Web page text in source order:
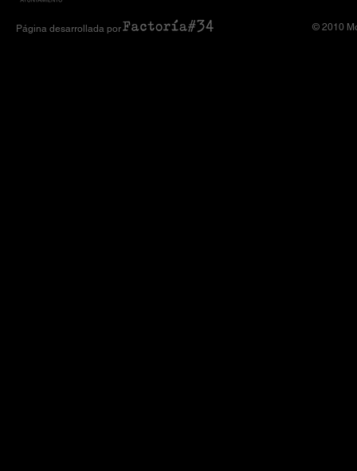
© 2010
Página desarrollada por